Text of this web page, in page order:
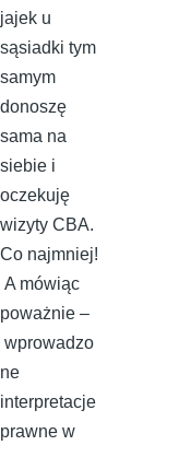
jajek u
sąsiadki tym
samym
donoszę
sama na
siebie i
oczekuję
wizyty CBA.
Co najmniej!
A mówiąc
poważnie –
wprowadzo
ne
interpretacje
prawne w